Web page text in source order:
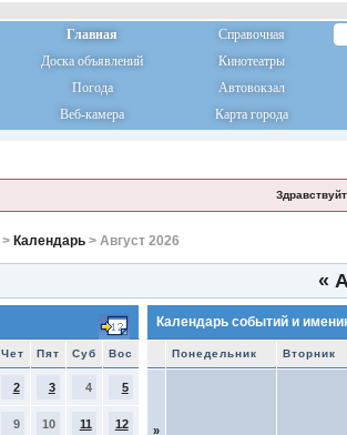
Главная
Справочная
Доска объявлений
Кинотеатры
Погода
Автовокзал
Веб-камера
Карта города
> Календарь> Август 2026
«
Чет Пят Суб Вос
2 3 4 5
9 10 11 12
Календарь событий и
Понедельник Вторник
»